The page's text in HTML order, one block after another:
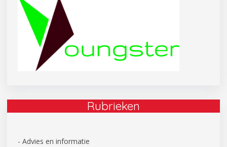
Rubrieken
- Advies en informatie